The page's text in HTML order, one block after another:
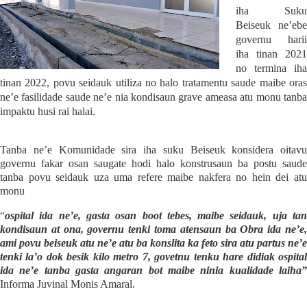
iha Suku
Beiseuk ne’ebe
governu harii
iha tinan 2021
no termina iha
tinan 2022, povu seidauk utiliza no halo tratamentu saude maibe oras
ne’e fasilidade saude ne’e nia kondisaun grave ameasa atu monu tanba
impaktu husi rai halai.
Tanba ne’e Komunidade sira iha suku Beiseuk konsidera oitavu
governu fakar osan saugate hodi halo konstrusaun ba postu saude
tanba povu seidauk uza uma refere maibe nakfera no hein dei atu
monu
“ospital ida ne’e, gasta osan boot tebes, maibe seidauk, uja tan
kondisaun at ona, governu tenki toma atensaun ba Obra ida ne’e,
ami povu beiseuk atu ne’e atu ba konslita ka feto sira atu partus ne’e
tenki la’o dok besik kilo metro 7, govetnu tenku hare didiak ospital
ida ne’e tanba gasta angaran bot maibe ninia kualidade laiha”
Informa Juvinal Monis Amaral.